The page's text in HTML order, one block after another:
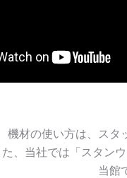
機材の使い方は、スタ
当社では「スタンウ
当館で